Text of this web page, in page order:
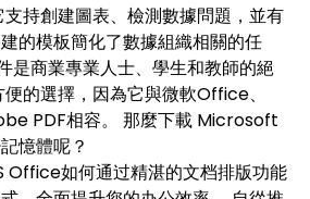
持創建圖表、檢測數據問題，並有
的模板簡化了數據組織相關的任
是商業專業人士、學生和教師的絕
的選擇，因為它與微軟Office、
PDF相容。 那麼下載 Microsoft
憶體呢？
Office如何通过精湛的文档排版功能